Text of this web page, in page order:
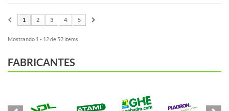
1 2 3 4 5
Mostrando 1 - 12 de 52 items
FABRICANTES